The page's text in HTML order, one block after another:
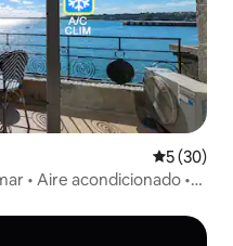
5 (30)
• Aire acondicionado •